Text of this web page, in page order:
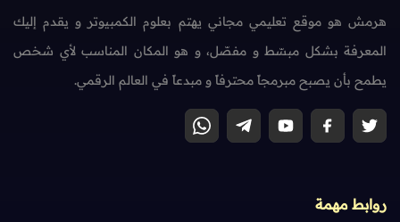
هرمش هو موقع تعليمي مجاني يهتم بعلوم الكمبيوتر و يقدم إليك
المعرفة بشكل مبسّط و مفصّل، و هو المكان المناسب لأي شخص
يطمح بأن يصبح مبرمجاً محترفاً و مبدعاً في العالم الرقمي.
روابط مهمة